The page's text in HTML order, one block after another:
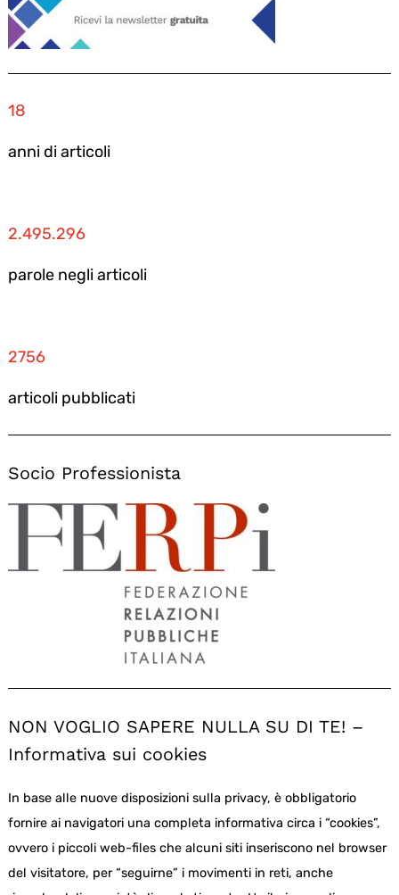
18
anni di articoli
2.495.296
parole negli articoli
2756
articoli pubblicati
Socio Professionista
NON VOGLIO SAPERE NULLA SU DI TE! –
Informativa sui cookies
In base alle nuove disposizioni sulla privacy, è obbligatorio
fornire ai navigatori una completa informativa circa i “cookies”,
ovvero i piccoli web-files che alcuni siti inseriscono nel browser
del visitatore, per “seguirne” i movimenti in reti, anche